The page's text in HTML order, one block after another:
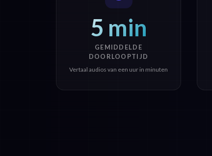
5 min
GEMIDDELDE
DOORLOOPTIJD
Vertaal audios van een uur in minuten